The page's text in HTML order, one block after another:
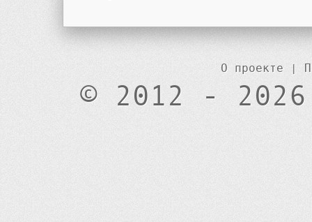
О проекте |
© 2012 -